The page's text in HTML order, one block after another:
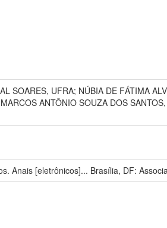
SOARES, UFRA; NÚBIA DE FÁTIMA
ANTÔNIO SOUZA DOS
Anais [eletrônicos]... Brasília, DF: